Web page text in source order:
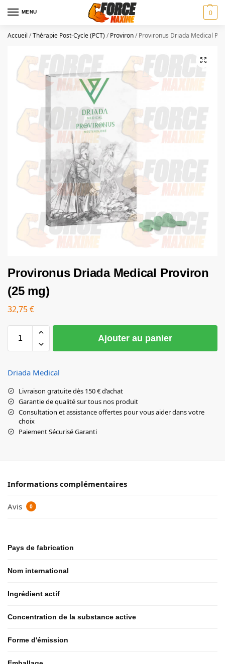
MENU 0
Accueil /Thérapie Post-Cycle (PCT)/Proviron/Provironus Driada Medical
Provironus Driada Medical Proviron
(25 mg)
32,75€
Ajouter au panier
Driada Medical
Livraison gratuite dès 150 € d’achat
Garantie de qualité sur tous nos produit
Consultation et assistance offertes pour vous aider dans votre
choix
Paiement Sécurisé Garanti
Informations complémentaires
Avis 0
Pays de fabrication
Nom international
Ingrédient actif
Concentration de la substance active
Forme d'émission